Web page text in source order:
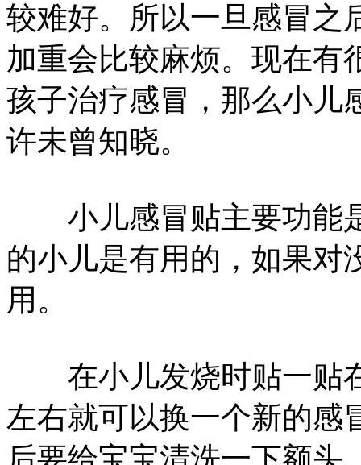
较难好。所以一旦感冒之
加重会比较麻烦。现在有
孩子治疗感冒，那么小儿
许未曾知晓。
小儿感冒贴主要功能
的小儿是有用的，如果对
用。
在小儿发烧时贴一贴
左右就可以换一个新的感